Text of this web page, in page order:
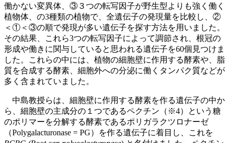
働かない変異体、③３つの転写因子が野生型よりも強く働く
植物体、の3種類の植物で、全遺伝子の発現量を比較し、②
＜①＜③の順で発現が多い遺伝子を探す方法を用いました。
その結果、これら3つの転写因子によって調節され、根冠の
形成や働きに関与していると思われる遺伝子を60個見つけま
した。これらの中には、植物の細胞壁に作用する酵素や、脂
質を合成する酵素、細胞外への分泌に働くタンパク質などが
多く含まれていました。
中島教授らは、細胞壁に作用する酵素を作る遺伝子の中か
ら、細胞壁の主成分の１つであるペクチン（※4）という糖
のポリマーを分解する酵素であるポリガラクツロナーゼ
（Polygalacturonase = PG）を作る遺伝子に着目し、これを